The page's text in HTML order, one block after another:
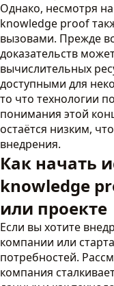
Однако, несмотря
knowledge proof
вызовами. Прежде
доказательств
вычислительных
доступными для
то что технологии
понимания этой
остаётся низким,
внедрения.
Как начать
knowledge
или проекте
Если вы хотите
компании или
потребностей.
компания